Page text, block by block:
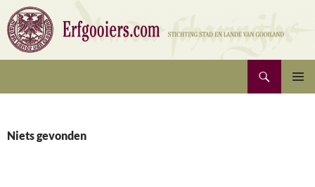
naar
de
inhoud
Erfgooiers | Stichting Stad en Lande van Gooiland
Niets gevonden